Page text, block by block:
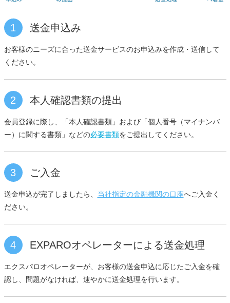
1 送金申込み
お客様のニーズに合った送金サービスのお申込みを作成・送信して
ください。
2 本人確認書類の提出
会員登録に際し、「本人確認書類」および「個人番号（マイナンバ
ー）に関する書類」などの必要書類をご提出してください。
3 ご入金
送金申込が完了しましたら、 当社指定の金融機関の口座へご入金く
ださい。
4 EXPAROオペレーターによる送金処理
エクスパロオペレーターが、お客様の送金申込に応じたご入金を確
認し、問題がなければ、速やかに送金処理を行います。